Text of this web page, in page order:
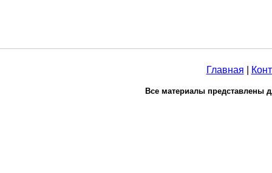
Главная
Все материалы представлены